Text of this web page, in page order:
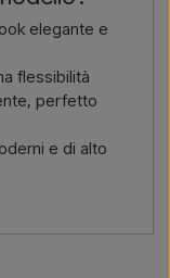
elegante e
flessibilità
perfetto
e di alto